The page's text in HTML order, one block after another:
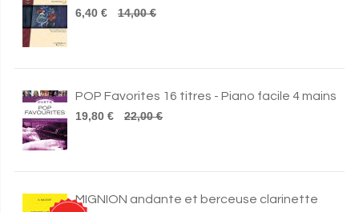
6,40 €
14,00 €
POP Favorites 16 titres - Piano facile 4 mains
19,80 €
22,00 €
MIGNION andante et berceuse clarinette